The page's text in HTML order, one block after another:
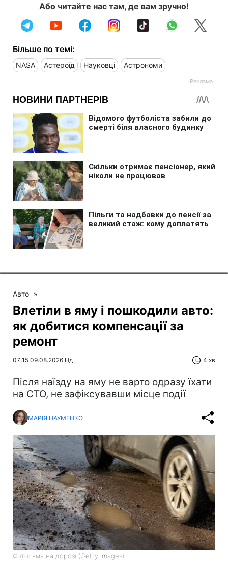
Або читайте нас там, де вам зручно!
Більше по темі:
NASA Астероїд Науковці Астрономи
Авто »
Влетіли в яму і пошкодили авто:
як добитися компенсації за
ремонт
07:15 09.08.2026 Нд 4 хв
Після наїзду на яму не варто одразу їхати
на СТО, не зафіксувавши місце події
МАРІЯ НАУМЕНКО
Фото: яма на дорозі (Getty Images)